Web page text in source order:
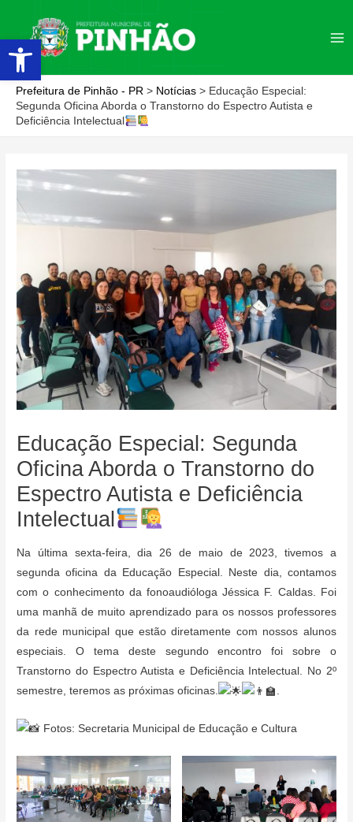
Abrir a barra de ferramentas
conteúdo
Prefeitura de Pinhão - PR > Notícias > Educação Especial:
Segunda Oficina Aborda o Transtorno do Espectro Autista e
Deficiência Intelectual
Educação Especial: Segunda
Oficina Aborda o Transtorno do
Espectro Autista e Deficiência
Intelectual
Na última sexta-feira, dia 26 de maio de 2023, tivemos a
segunda oficina da Educação Especial. Neste dia, contamos
com o conhecimento da fonoaudióloga Jéssica F. Caldas. Foi
uma manhã de muito aprendizado para os nossos professores
da rede municipal que estão diretamente com nossos alunos
especiais. O tema deste segundo encontro foi sobre o
Transtorno do Espectro Autista e Deficiência Intelectual. No 2º
semestre, teremos as próximas oficinas.
Fotos: Secretaria Municipal de Educação e Cultura